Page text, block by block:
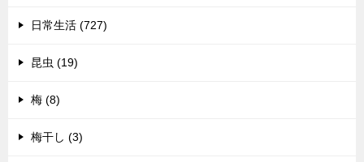
日常生活 (727)
昆虫 (19)
梅 (8)
梅干し (3)